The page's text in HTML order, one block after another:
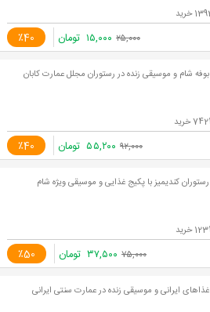
٪40 ۲۵,۰۰۰ ۱۵,۰۰۰ تومان
بوفه شام و موسیقی زنده در رستوران مجلل عمارت کابان
٪40 ۹۲,۰۰۰ ۵۵,۲۰۰ تومان
رستوران کندیمیز با پکیج غذایی و موسیقی ویژه شام
٪50 ۷۵,۰۰۰ ۳۷,۵۰۰ تومان
غذاهای ایرانی و موسیقی زنده در عمارت سنتی ایرانی